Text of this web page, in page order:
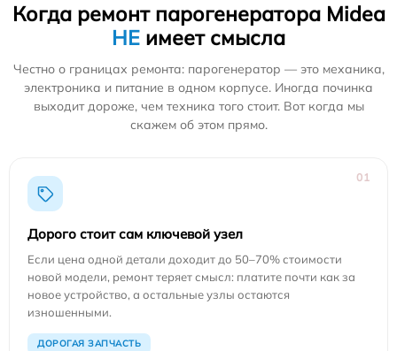
Когда ремонт парогенератора Midea
НЕ имеет смысла
Честно о границах ремонта: парогенератор — это механика,
электроника и питание в одном корпусе. Иногда починка
выходит дороже, чем техника того стоит. Вот когда мы
скажем об этом прямо.
01
Дорого стоит сам ключевой узел
Если цена одной детали доходит до 50–70% стоимости
новой модели, ремонт теряет смысл: платите почти как за
новое устройство, а остальные узлы остаются
изношенными.
ДОРОГАЯ ЗАПЧАСТЬ